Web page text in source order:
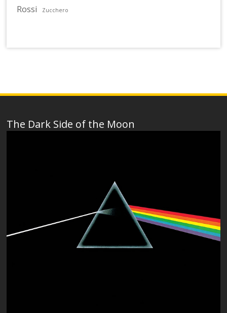
Rossi
Zucchero
The Dark Side of the Moon